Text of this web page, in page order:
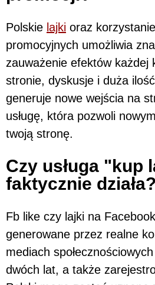
Polskie lajki oraz
promocyjnych umożliwia
zauważenie efektów każdej
stronie, dyskusje i duża
generuje nowe wejścia na
usługę, która pozwoli
twoją stronę.
Czy usługa "kup
faktycznie działa?
Fb like czy lajki na
generowane przez realne
mediach
dwóch lat, a także